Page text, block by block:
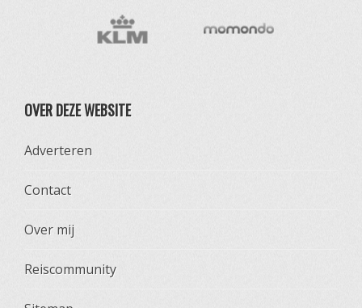
OVER DEZE WEBSITE
Adverteren
Contact
Over mij
Reiscommunity